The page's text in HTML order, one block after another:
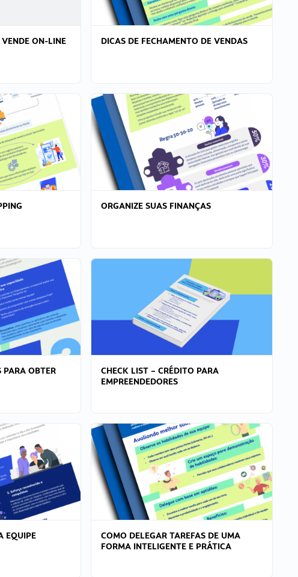
ON-LINE DICAS DE FECHAMENTO DE VENDAS
ORGANIZE SUAS FINANÇAS
PARA OBTER
CHECK LIST – CRÉDITO PARA
EMPREENDEDORES
EQUIPE
COMO DELEGAR TAREFAS DE UMA
FORMA INTELIGENTE E PRÁTICA